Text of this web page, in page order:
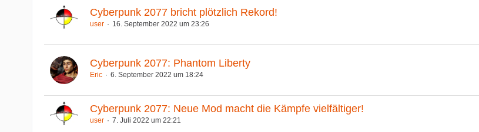
Cyberpunk 2077 bricht plötzlich Rekord!
user 16. September 2022 um 23:26
Cyberpunk 2077: Phantom Liberty
Eric 6. September 2022 um 18:24
Cyberpunk 2077: Neue Mod macht die Kämpfe vielfältiger!
user 7. Juli 2022 um 22:21